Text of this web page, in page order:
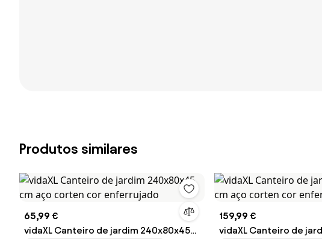
Produtos similares
65,99 €
vidaXL Canteiro de jardim 240x80x45
159,99 €
vidaXL Canteiro de